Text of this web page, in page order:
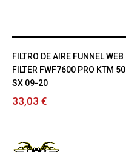
FILTRO DE AIRE FUNNEL WEB
FILTER FWF7600 PRO KTM 50
SX 09-20
33,03 €